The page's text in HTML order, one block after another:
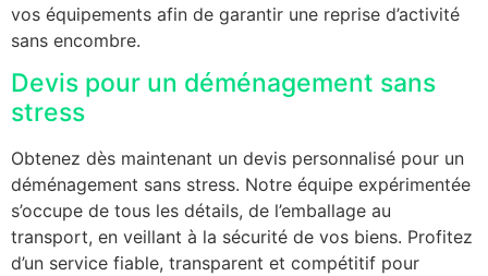
vos équipements afin de garantir une reprise d’activité
sans encombre.
Devis pour un déménagement sans
stress
Obtenez dès maintenant un devis personnalisé pour un
déménagement sans stress. Notre équipe expérimentée
s’occupe de tous les détails, de l’emballage au
transport, en veillant à la sécurité de vos biens. Profitez
d’un service fiable, transparent et compétitif pour